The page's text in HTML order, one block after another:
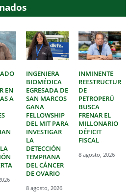
EN
A
INGENIERA
BIOMÉDICA
EGRESADA DE
SAN MARCOS
GANA
FELLOWSHIP
DEL MIT PARA
INVESTIGAR
LA
DETECCIÓN
TEMPRANA
DEL CÁNCER
DE OVARIO
8 agosto, 2026
INMINENTE
DE
PETROPERÚ
BUSCA
FRENAR EL
MILLONARIO
DÉFICIT
FISCAL
8 agosto, 2026